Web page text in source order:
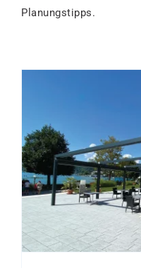
Planungstipps.